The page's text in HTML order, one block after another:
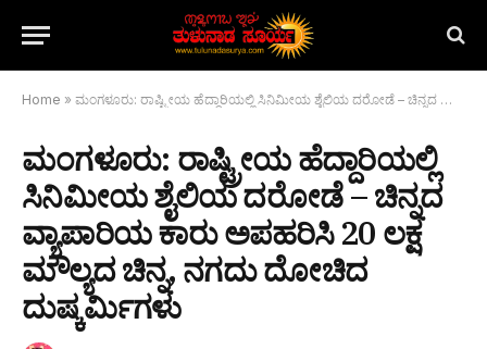
Home » ಮಂಗಳೂರು: ರಾಷ್ಟ್ರೀಯ ಹೆದ್ದಾರಿಯಲ್ಲಿ ಸಿನಿಮೀಯ ಶೈಲಿಯ ದರೋಡೆ – ಚಿನ್ನದ ವ್ಯಾಪಾರಿಯ ಕಾರು ಅಪಹರಿಸಿ ₹20 ಲಕ್ಷ ಮೌಲ್ಯದ ಚಿನ್ನ, ನಗದು ದೋಚಿದ ದುಷ್ಕರ್ಮಿಗಳು
ಮಂಗಳೂರು: ರಾಷ್ಟ್ರೀಯ ಹೆದ್ದಾರಿಯಲ್ಲಿ
ಸಿನಿಮೀಯ ಶೈಲಿಯ ದರೋಡೆ – ಚಿನ್ನದ
ವ್ಯಾಪಾರಿಯ ಕಾರು ಅಪಹರಿಸಿ ₹20 ಲಕ್ಷ
ಮೌಲ್ಯದ ಚಿನ್ನ, ನಗದು ದೋಚಿದ
ದುಷ್ಕರ್ಮಿಗಳು